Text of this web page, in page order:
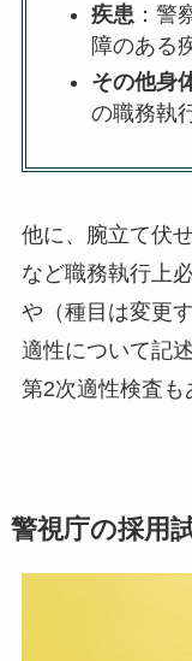
疾患 ：警
障のある
その他身
の職務執
他に、腕立て伏
など職務執行上
や（種目は変更
適性について記
第2次適性検査も
警視庁の採用